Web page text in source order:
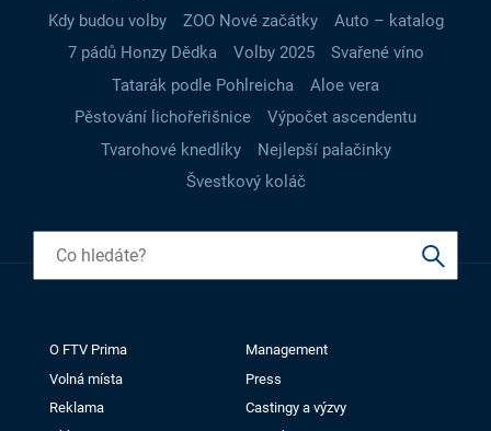
Kdy budou volby
ZOO Nové začátky
Auto – katalog
7 pádů Honzy Dědka
Volby 2025
Svařené víno
Tatarák podle Pohlreicha
Aloe vera
Pěstování lichořeřišnice
Výpočet ascendentu
Tvarohové knedlíky
Nejlepší palačinky
Švestkový koláč
O FTV Prima
Management
Volná místa
Press
Reklama
Castingy a výzvy